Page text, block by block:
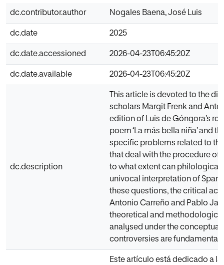
dc.contributor.author Nogales Baena, José Luis
dc.date 2025
dc.date.accessioned 2026-04-23T06:45:20Z
dc.date.available 2026-04-23T06:45:20Z
dc.description
This article is devoted to the
scholars Margit Frenk and
edition of Luis de Góngora’s
poem ‘La más bella niña’ and
specific problems related to
that deal with the procedure of
to what extent can philological
univocal interpretation of
these questions, the critical
Antonio Carreño and Pablo
theoretical and
analysed under the
controversies are fundamental
Este artículo está dedicado a